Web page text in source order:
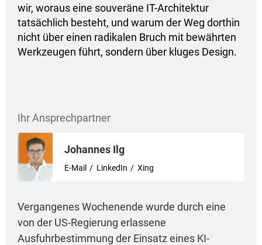
wir, woraus eine souveräne IT-Architektur
tatsächlich besteht, und warum der Weg dorthin
nicht über einen radikalen Bruch mit bewährten
Werkzeugen führt, sondern über kluges Design.
Ihr Ansprechpartner
Johannes Ilg
E-Mail LinkedIn Xing
Vergangenes Wochenende wurde durch eine
von der US-Regierung erlassene
Ausfuhrbestimmung der Einsatz eines KI-